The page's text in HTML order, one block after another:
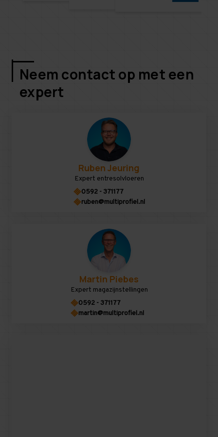
Neem contact op met een
expert
Ruben Jeuring
Expert entresolvloeren
0592 - 371177
ruben@multiprofiel.nl
Martin Piebes
Expert magazijnstellingen
0592 - 371177
martin@multiprofiel.nl